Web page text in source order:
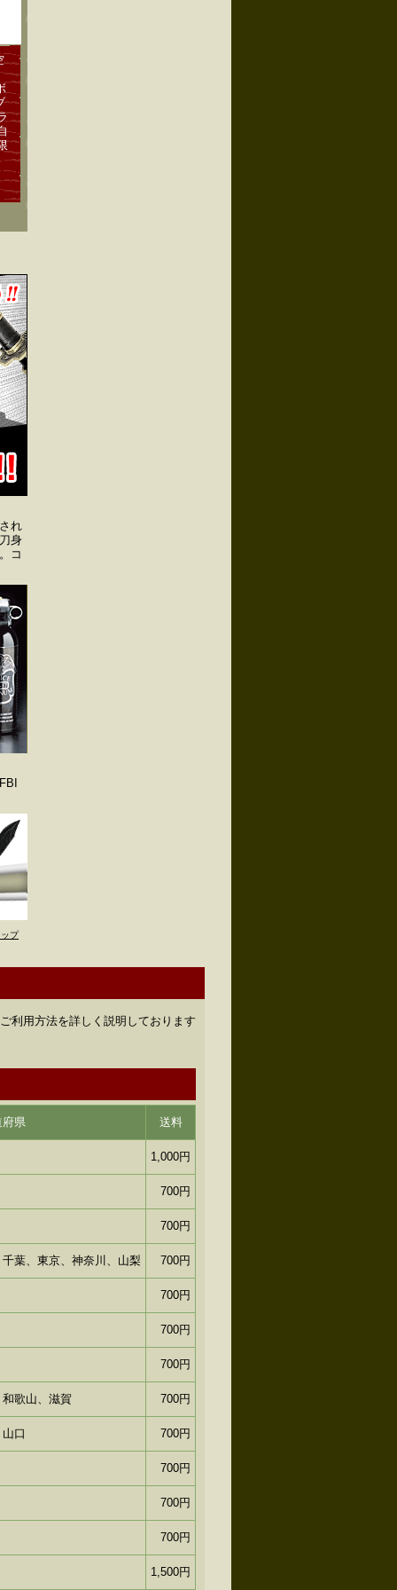
れ
身
コ
プ
利用方法を詳しく説明しております
県 送料
1,000円
700円
700円
葉、東京、神奈川、山梨 700円
700円
700円
700円
歌山、滋賀 700円
口 700円
700円
700円
700円
1,500円